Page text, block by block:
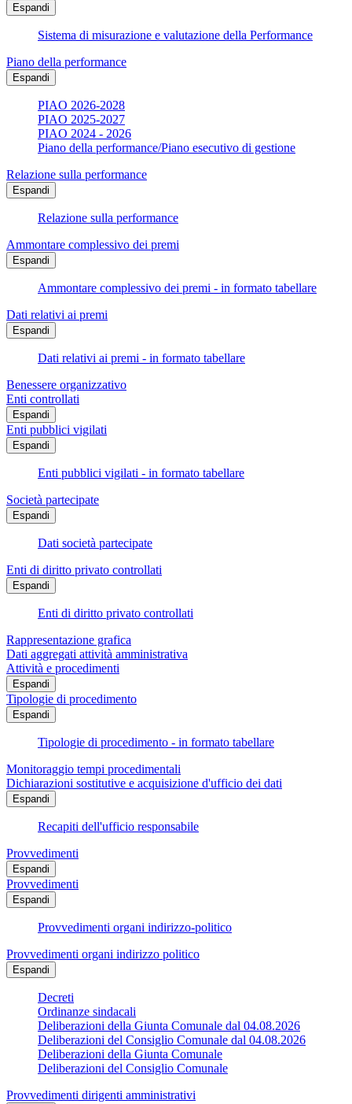
Espandi
Sistema di misurazione e valutazione della Performance
Piano della performance
Espandi
PIAO 2026-2028
PIAO 2025-2027
PIAO 2024 - 2026
Piano della performance/Piano esecutivo di gestione
Relazione sulla performance
Espandi
Relazione sulla performance
Ammontare complessivo dei premi
Espandi
Ammontare complessivo dei premi - in formato tabellare
Dati relativi ai premi
Espandi
Dati relativi ai premi - in formato tabellare
Benessere organizzativo
Enti controllati
Espandi
Enti pubblici vigilati
Espandi
Enti pubblici vigilati - in formato tabellare
Società partecipate
Espandi
Dati società partecipate
Enti di diritto privato controllati
Espandi
Enti di diritto privato controllati
Rappresentazione grafica
Dati aggregati attività amministrativa
Attività e procedimenti
Espandi
Tipologie di procedimento
Espandi
Tipologie di procedimento - in formato tabellare
Monitoraggio tempi procedimentali
Dichiarazioni sostitutive e acquisizione d'ufficio dei dati
Espandi
Recapiti dell'ufficio responsabile
Provvedimenti
Espandi
Provvedimenti
Espandi
Provvedimenti organi indirizzo-politico
Provvedimenti organi indirizzo politico
Espandi
Decreti
Ordinanze sindacali
Deliberazioni della Giunta Comunale dal 04.08.2026
Deliberazioni del Consiglio Comunale dal 04.08.2026
Deliberazioni della Giunta Comunale
Deliberazioni del Consiglio Comunale
Provvedimenti dirigenti amministrativi